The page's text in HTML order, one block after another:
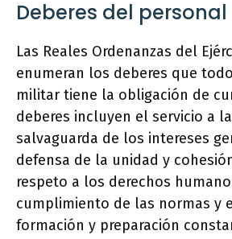
Deberes del
Las Reales Ordenanzas del
enumeran los deberes que
militar tiene la obligación de
deberes incluyen el servicio a
salvaguarda de los intereses
defensa de la unidad y
respeto a los derechos
cumplimiento de las normas y
formación y preparación